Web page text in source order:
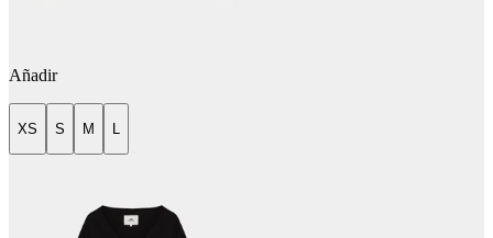
Añadir
XS S M